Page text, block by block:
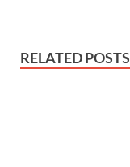
RELATED POSTS